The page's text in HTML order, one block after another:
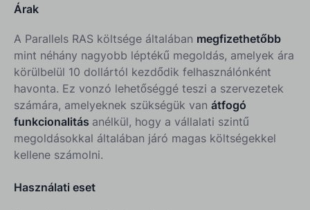
Árak
A Parallels RAS költsége általában megfizethetőbb
mint néhány nagyobb léptékű megoldás, amelyek ára
körülbelül 10 dollártól kezdődik felhasználónként
havonta. Ez vonzó lehetőséggé teszi a szervezetek
számára, amelyeknek szükségük van átfogó
funkcionalitás anélkül, hogy a vállalati szintű
megoldásokkal általában járó magas költségekkel
kellene számolni.
Használati eset